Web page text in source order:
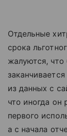
Отдельные
срока
жалуются, что
из данных с
что иногда он
первого
а с начала